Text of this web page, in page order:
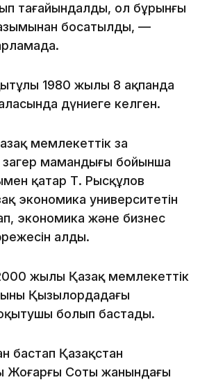
тағайындалды, ол бұрынғы
босатылды, —
1980 жылы 8 ақпанда
дүниеге келген.
мемлекеттік заң
мамандығы бойынша
қатар Т. Рысқұлов
экономика университетін
экономика және бизнес
алды.
жылы Қазақ мемлекеттік
Қызылордадағы
болып бастады.
бастап Қазақстан
Жоғарғы Соты жанындағы